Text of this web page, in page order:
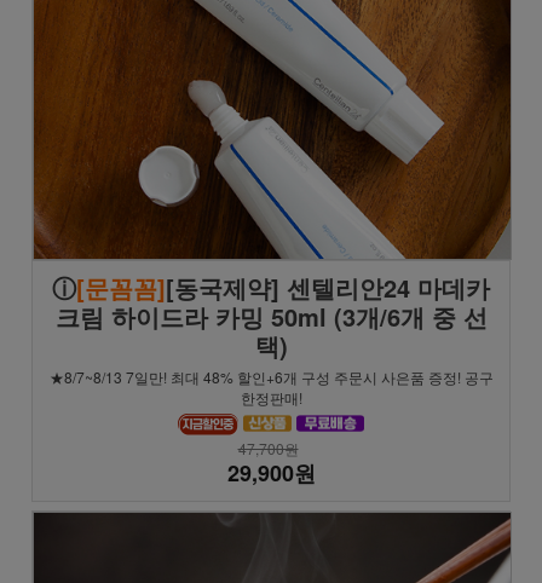
ⓘ[문꼼꼼][동국제약] 센텔리안24 마데카
크림 하이드라 카밍 50ml (3개/6개 중 선
택)
★8/7~8/13 7일만! 최대 48% 할인+6개 구성 주문시 사은품 증정! 공구
한정판매!
47,700원
29,900원